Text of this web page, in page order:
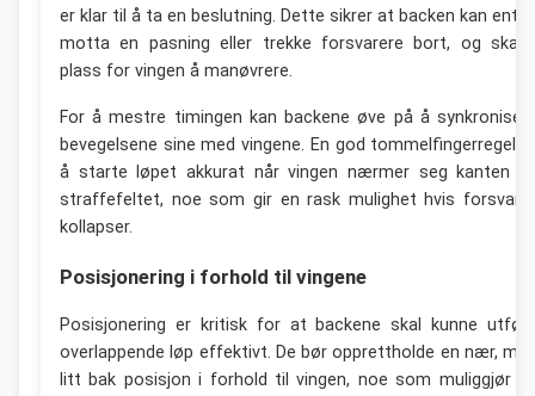
er klar til å ta en beslutning. Dette sikrer at backen kan
motta en pasning eller trekke forsvarere bort, og
plass for vingen å manøvrere.
For å mestre timingen kan backene øve på å
bevegelsene sine med vingene. En god tommelfingerregel
å starte løpet akkurat når vingen nærmer seg kanten
straffefeltet, noe som gir en rask mulighet hvis
kollapser.
Posisjonering i forhold til vingene
Posisjonering er kritisk for at backene skal kunne
overlappende løp effektivt. De bør opprettholde en nær,
litt bak posisjon i forhold til vingen, noe som muliggjør